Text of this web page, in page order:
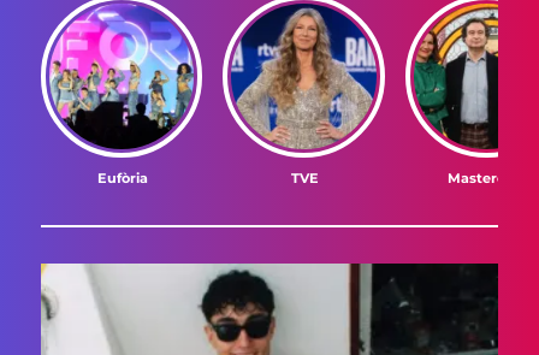
Eufòria TVE Masterchef